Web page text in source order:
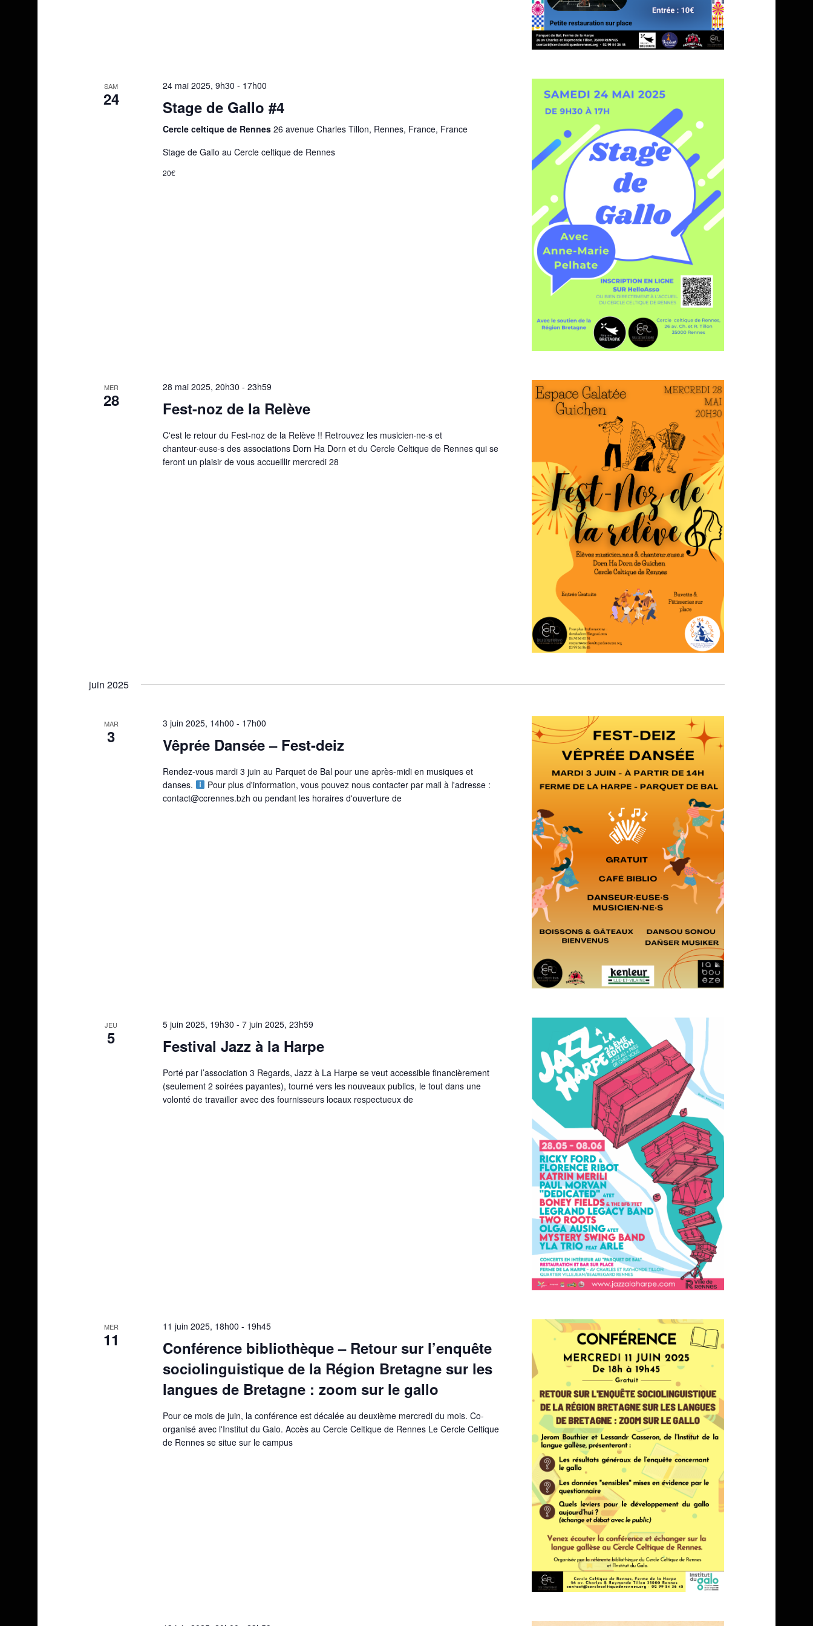
SAM
24
24 mai 2025, 9h30 - 17h00
Stage de Gallo #4
Cercle celtique de Rennes 26 avenue Charles Tillon, Rennes, France, France
Stage de Gallo au Cercle celtique de Rennes
20€
MER
28
28 mai 2025, 20h30 - 23h59
Fest-noz de la Relève
C'est le retour du Fest-noz de la Relève !! Retrouvez les musicien·ne·s et
chanteur·euse·s des associations Dorn Ha Dorn et du Cercle Celtique de Rennes qui se
feront un plaisir de vous accueillir mercredi 28
juin 2025
MAR
3
3 juin 2025, 14h00 - 17h00
Vêprée Dansée – Fest-deiz
Rendez-vous mardi 3 juin au Parquet de Bal pour une après-midi en musiques et
danses.
Pour plus d'information, vous pouvez nous contacter par mail à l'adresse :
contact@ccrennes.bzh ou pendant les horaires d'ouverture de
JEU
5
5 juin 2025, 19h30 - 7 juin 2025, 23h59
Festival Jazz à la Harpe
Porté par l’association 3 Regards, Jazz à La Harpe se veut accessible financièrement
(seulement 2 soirées payantes), tourné vers les nouveaux publics, le tout dans une
volonté de travailler avec des fournisseurs locaux respectueux de
MER
11
11 juin 2025, 18h00 - 19h45
Conférence bibliothèque – Retour sur l’enquête
sociolinguistique de la Région Bretagne sur les
langues de Bretagne : zoom sur le gallo
Pour ce mois de juin, la conférence est décalée au deuxième mercredi du mois. Co-
organisé avec l'Institut du Galo. Accès au Cercle Celtique de Rennes Le Cercle Celtique
de Rennes se situe sur le campus